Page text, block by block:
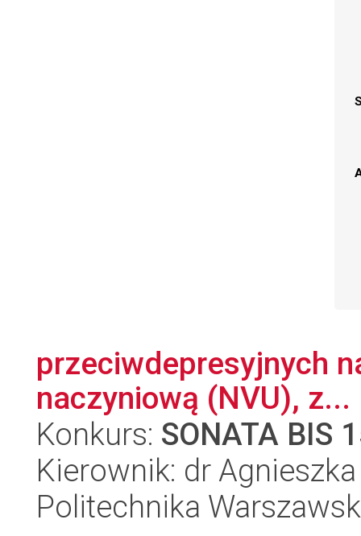
przeciwdepresyjnych
naczyniową (NVU), z...
Konkurs: SONATA BIS
Kierownik: dr
Politechnika